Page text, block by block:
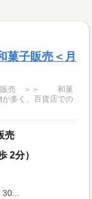
菓子販売＜月
子販売 ＞＞ 和菓
多く、百貨店での
売
2分）
30...